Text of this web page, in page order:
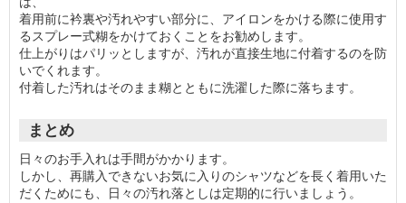
着用前に衿裏や汚れやすい部分に、アイロンをかける際に使用す
るスプレー式糊をかけておくことをお勧めします。
仕上がりはパリッとしますが、汚れが直接生地に付着するのを防
いでくれます。
付着した汚れはそのまま糊とともに洗濯した際に落ちます。
まとめ
日々のお手入れは手間がかかります。
しかし、再購入できないお気に入りのシャツなどを長く着用いた
だくためにも、日々の汚れ落としは定期的に行いましょう。